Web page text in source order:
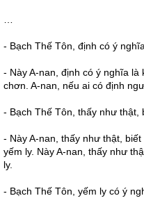
- Bạch Thế Tôn, định có ý
- Này A-nan, định có ý nghĩa
chơn. A-nan, nếu ai có định
- Bạch Thế Tôn, thấy như thật,
- Này A-nan, thấy như thật,
yếm ly. Này A-nan, thấy như
ly.
- Bạch Thế Tôn, yếm ly có ý